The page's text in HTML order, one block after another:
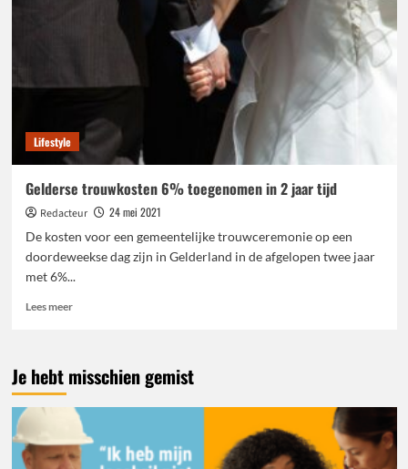
Lifestyle
Gelderse trouwkosten 6% toegenomen in 2 jaar tijd
Redacteur
24 mei 2021
De kosten voor een gemeentelijke trouwceremonie op een
doordeweekse dag zijn in Gelderland in de afgelopen twee jaar
met 6%...
Lees meerLees
trouwkosten
toegenomen
in
2
jaar
Je hebt misschien gemist